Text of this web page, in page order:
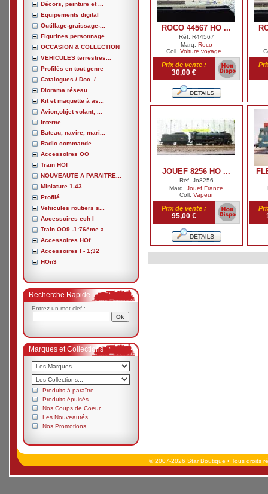
Décors, peinture et ...
Equipements digital
Outillage-graissage-...
Figurines,personnage...
OCCASION & COLLECTION
VEHICULES terrestres...
Profilés en tout genre
Catalogues / Doc. / ...
Diorama réseau
Kit et maquette à as...
Avion,objet volant, ...
Interne
Bateau, navire, mari...
Radio commande
Accessoires OO
Train HOf
NOUVEAUTE A PARAITRE...
Miniature 1-43
Profilé
Vehicules routiers s...
Accessoires ech I
Train OO9 -1:76ème a...
Accessoires HOf
Accessoires I - 1;32
HOn3
Recherche Rapide
Entrez un mot-clef :
Marques et Collections
Produits à paraître
Produits épuisés
Nos Coups de Coeur
Les Nouveautés
Nos Promotions
ROCO 44567 HO ...
Réf. R44567
Marq. Roco
Coll. Voiture voyage...
Prix de vente :
30,00 €
JOUEF 8256 HO ...
Réf. Jo8256
Marq. Jouef France
Coll. Vapeur
Prix de vente :
95,00 €
© 2007-2026 Star Boutique • Tous droits